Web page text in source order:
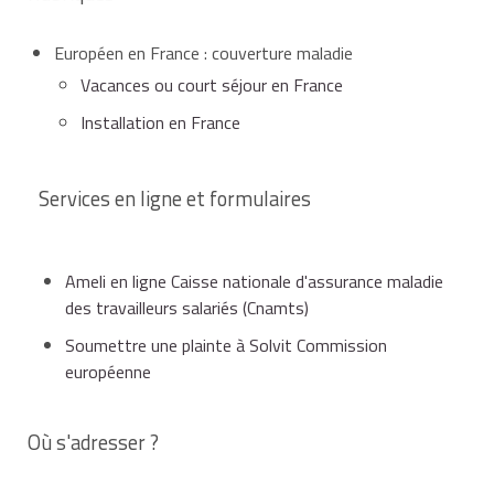
Européen en France : couverture maladie
Vacances ou court séjour en France
Installation en France
Services en ligne et formulaires
Ameli en ligne Caisse nationale d'assurance maladie
des travailleurs salariés (Cnamts)
Soumettre une plainte à Solvit Commission
européenne
Où s'adresser ?